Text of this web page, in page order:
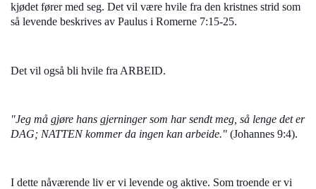
kjødet fører med seg. Det vil være hvile fra den kristnes strid som
så levende beskrives av Paulus i Romerne 7:15-25.
Det vil også bli hvile fra ARBEID.
"Jeg må gjøre hans gjerninger som har sendt meg, så lenge det er
DAG; NATTEN kommer da ingen kan arbeide." (Johannes 9:4).
I dette nåværende liv er vi levende og aktive. Som troende er vi